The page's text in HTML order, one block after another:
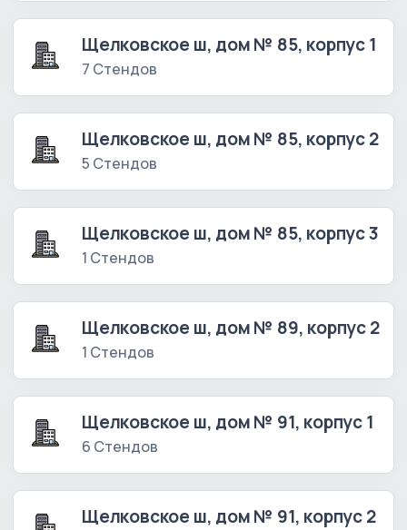
Щелковское ш, дом № 85, корпус 1
7 Стендов
Щелковское ш, дом № 85, корпус 2
5 Стендов
Щелковское ш, дом № 85, корпус 3
1 Стендов
Щелковское ш, дом № 89, корпус 2
1 Стендов
Щелковское ш, дом № 91, корпус 1
6 Стендов
Щелковское ш, дом № 91, корпус 2